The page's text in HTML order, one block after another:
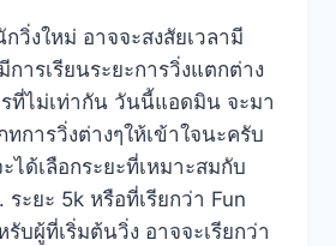
วิ่งใหม่ อาจจะสงสัยเวลามี
ารเรียนระยะการวิ่งแตกต่าง
ที่ไม่เท่ากัน วันนี้แอดมิน จะมา
ทการวิ่งต่างๆให้เข้าใจนะครับ
ได้เลือกระยะที่เหมาะสมกับ
ระยะ 5k หรือที่เรียกว่า Fun
รับผู้ที่เริ่มต้นวิ่ง อาจจะเรียกว่า